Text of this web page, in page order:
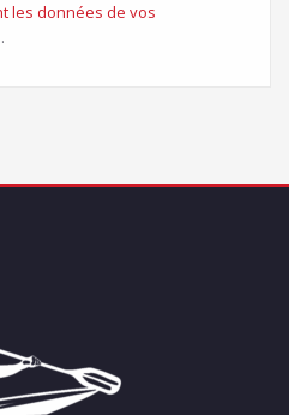
les données de vos
.